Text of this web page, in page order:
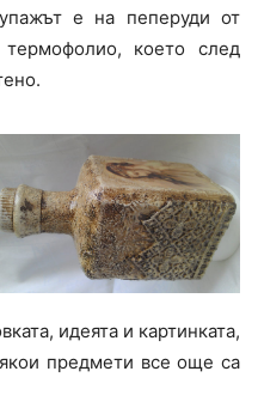
е на пеперуди от
което след
идеята и картинката,
предмети все още са